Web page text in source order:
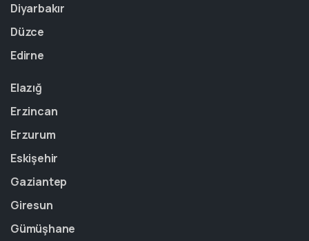
Diyarbakır
Düzce
Edirne
Elazığ
Erzincan
Erzurum
Eskişehir
Gaziantep
Giresun
Gümüşhane